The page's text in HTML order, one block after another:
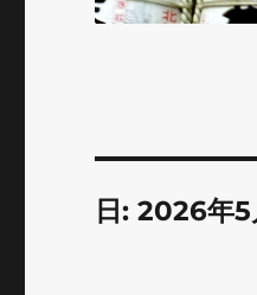
日:2026年5